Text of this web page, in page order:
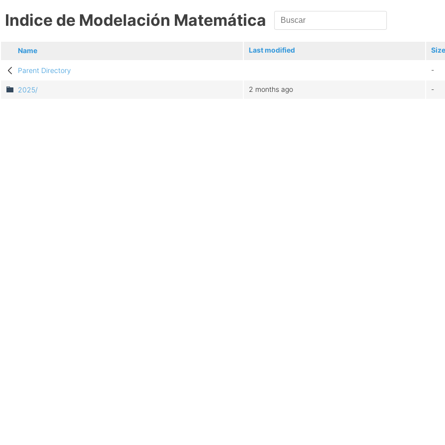
Indice de Modelación Matemática
Name Last modified Size
Parent Directory -
2025/ 2 months ago -